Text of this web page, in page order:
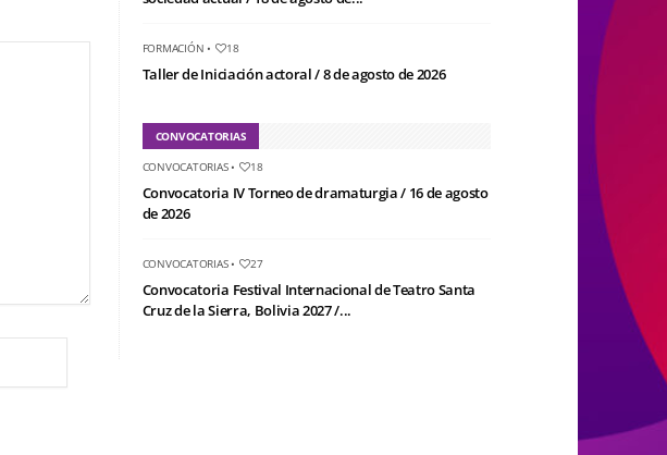
FORMACIÓN • 18
Taller de Iniciación actoral / 8 de agosto de 2026
CONVOCATORIAS
CONVOCATORIAS• 18
Convocatoria IV Torneo de dramaturgia / 16 de agosto
de 2026
CONVOCATORIAS• 27
Convocatoria Festival Internacional de Teatro Santa
Cruz de la Sierra, Bolivia 2027 /...